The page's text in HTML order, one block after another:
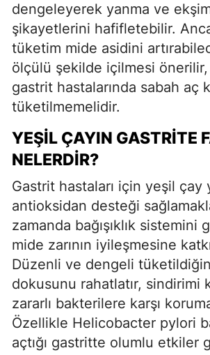
dengeleyerek yanma ve
şikayetlerini hafifletebilir.
tüketim mide asidini
ölçülü şekilde içilmesi
gastrit hastalarında sabah aç
tüketilmemelidir.
YEŞIL ÇAYIN GASTRITE
NELERDIR?
Gastrit hastaları için yeşil çay
antioksidan desteği
zamanda bağışıklık sistemini
mide zarının iyileşmesine
Düzenli ve dengeli
dokusunu rahatlatır, sindirimi
zararlı bakterilere karşı
Özellikle Helicobacter pylori
açtığı gastritte olumlu etkiler